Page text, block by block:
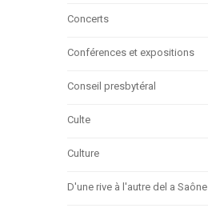
Concerts
Conférences et expositions
Conseil presbytéral
Culte
Culture
D'une rive à l'autre del a Saône